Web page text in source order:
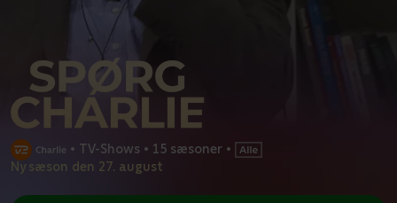
• TV-Shows • 15 sæsoner •
Ny sæson den 27. august